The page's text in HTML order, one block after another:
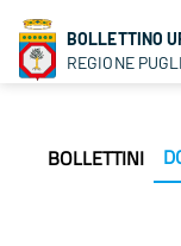
BOLLETTINO
REGIONE
BOLLETTINI